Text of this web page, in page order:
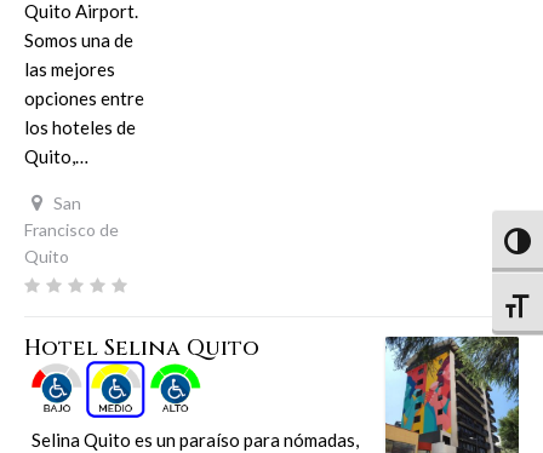
Quito Airport.
Somos una de
las mejores
opciones entre
los hoteles de
Quito,…
San
Francisco de
Quito
Hotel Selina Quito
Selina Quito es un paraíso para nómadas,